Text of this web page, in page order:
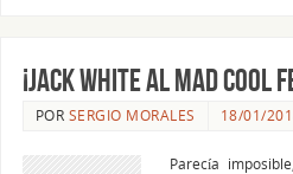
¡JACK WHITE al Mad Cool
POR SERGIO MORALES 18/01/
Parecía